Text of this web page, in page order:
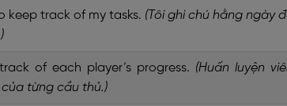
keep track of my tasks. (Tôi ghi chú hằng ngày
of each player’s progress. (Huấn luyện
từng cầu thủ.)